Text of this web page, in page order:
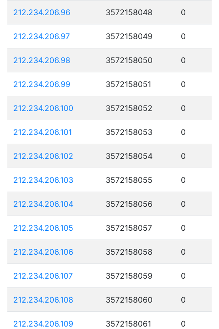
212.234.206.96 3572158048 0
212.234.206.97 3572158049 0
212.234.206.98 3572158050 0
212.234.206.99 3572158051 0
212.234.206.100 3572158052 0
212.234.206.101 3572158053 0
212.234.206.102 3572158054 0
212.234.206.103 3572158055 0
212.234.206.104 3572158056 0
212.234.206.105 3572158057 0
212.234.206.106 3572158058 0
212.234.206.107 3572158059 0
212.234.206.108 3572158060 0
212.234.206.109 3572158061 0